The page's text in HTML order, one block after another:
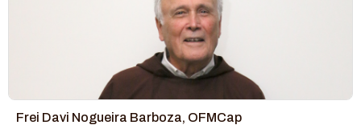
Frei Davi Nogueira Barboza, OFMCap